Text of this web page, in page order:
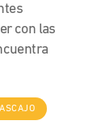
con las